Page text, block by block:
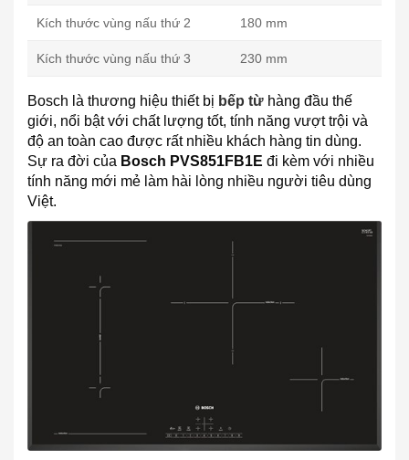
Kích thước vùng nấu thứ 2 180 mm
Kích thước vùng nấu thứ 3 230 mm
Bosch là thương hiệu thiết bị bếp từ hàng đầu thế
giới, nổi bật với chất lượng tốt, tính năng vượt trội và
độ an toàn cao được rất nhiều khách hàng tin dùng.
Sự ra đời của Bosch PVS851FB1E đi kèm với nhiều
tính năng mới mẻ làm hài lòng nhiều người tiêu dùng
Việt.